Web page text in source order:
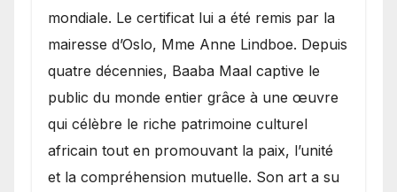
mondiale. Le certificat lui a été remis par la
mairesse d’Oslo, Mme Anne Lindboe. Depuis
quatre décennies, Baaba Maal captive le
public du monde entier grâce à une œuvre
qui célèbre le riche patrimoine culturel
africain tout en promouvant la paix, l’unité
et la compréhension mutuelle. Son art a su